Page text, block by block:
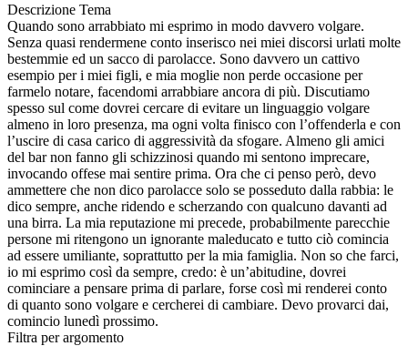
Descrizione Tema
Quando sono arrabbiato mi esprimo in modo davvero volgare.
Senza quasi rendermene conto inserisco nei miei discorsi urlati molte
bestemmie ed un sacco di parolacce. Sono davvero un cattivo
esempio per i miei figli, e mia moglie non perde occasione per
farmelo notare, facendomi arrabbiare ancora di più. Discutiamo
spesso sul come dovrei cercare di evitare un linguaggio volgare
almeno in loro presenza, ma ogni volta finisco con l’offenderla e con
l’uscire di casa carico di aggressività da sfogare. Almeno gli amici
del bar non fanno gli schizzinosi quando mi sentono imprecare,
invocando offese mai sentire prima. Ora che ci penso però, devo
ammettere che non dico parolacce solo se posseduto dalla rabbia: le
dico sempre, anche ridendo e scherzando con qualcuno davanti ad
una birra. La mia reputazione mi precede, probabilmente parecchie
persone mi ritengono un ignorante maleducato e tutto ciò comincia
ad essere umiliante, soprattutto per la mia famiglia. Non so che farci,
io mi esprimo così da sempre, credo: è un’abitudine, dovrei
cominciare a pensare prima di parlare, forse così mi renderei conto
di quanto sono volgare e cercherei di cambiare. Devo provarci dai,
comincio lunedì prossimo.
Filtra per argomento